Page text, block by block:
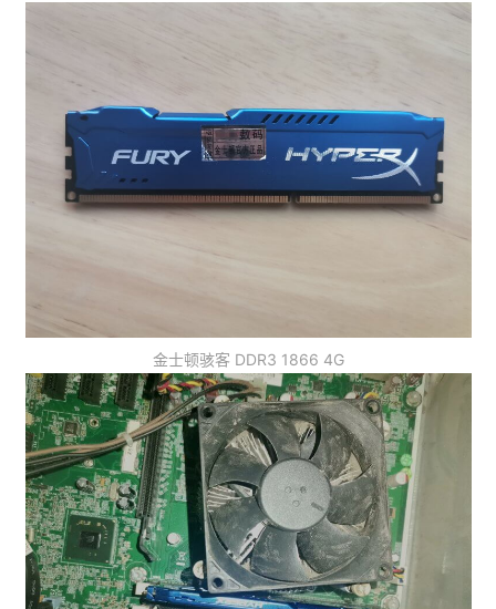
金士顿骇客 DDR3 1866 4G